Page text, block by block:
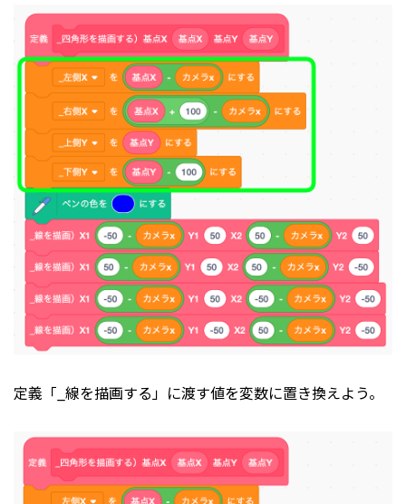
定義「_線を描画する」に渡す値を変数に置き換えよう。